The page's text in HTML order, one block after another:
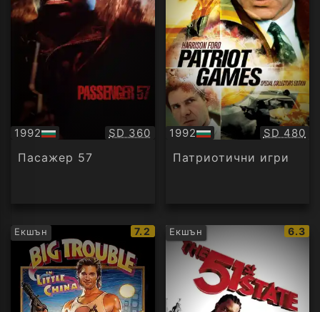
1992
БГ
аудио
Качество:
SD 360
Пасажер 57
1992
БГ
аудио
SD 480
Патриотични игри
Екшън
IMDb
рейтинг:
7.2 Екшън
IMDb
6.3